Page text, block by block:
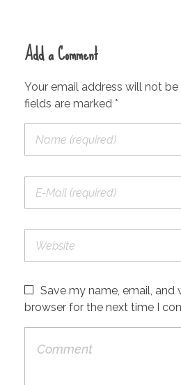
Add a Comment
Your email address will not
fields are marked *
Save my name, email, and
browser for the next time I